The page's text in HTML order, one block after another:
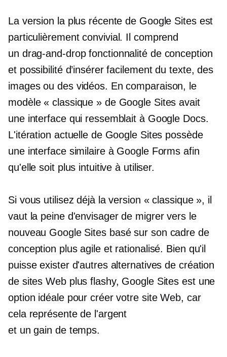
La version la plus récente de Google Sites est
particulièrementconvivial. Il comprend
un drag-and-dropfonctionnalité de conception
et possibilité d’insérer facilement du texte, des
images ou des vidéos. En comparaison, le
modèle « classique » de Google Sites avait
une interface qui ressemblait à Google Docs.
L'itération actuelle de Google Sites possède
une interface similaire à Google Forms afin
qu'elle soit plus intuitive à utiliser.
Si vous utilisez déjà la version « classique », il
vaut la peine d'envisager de migrer vers le
nouveau Google Sites basé sur son cadre de
conception plus agile et rationalisé. Bien qu'il
puisse exister d'autres alternatives de création
de sites Web plus flashy, Google Sites est une
option idéale pour créer votre site Web, car
cela représente de l'argent
et un gain de temps.